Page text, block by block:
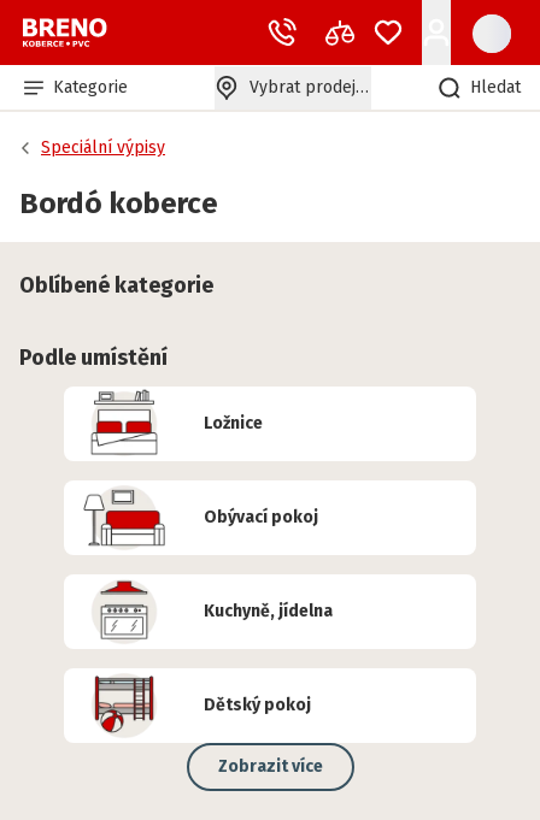
Kategorie Vybrat prodejnu Hledat
Speciální výpisy
Bordó koberce
Oblíbené kategorie
Podle umístění
Ložnice
Obývací pokoj
Kuchyně, jídelna
Dětský pokoj
Zobrazit více